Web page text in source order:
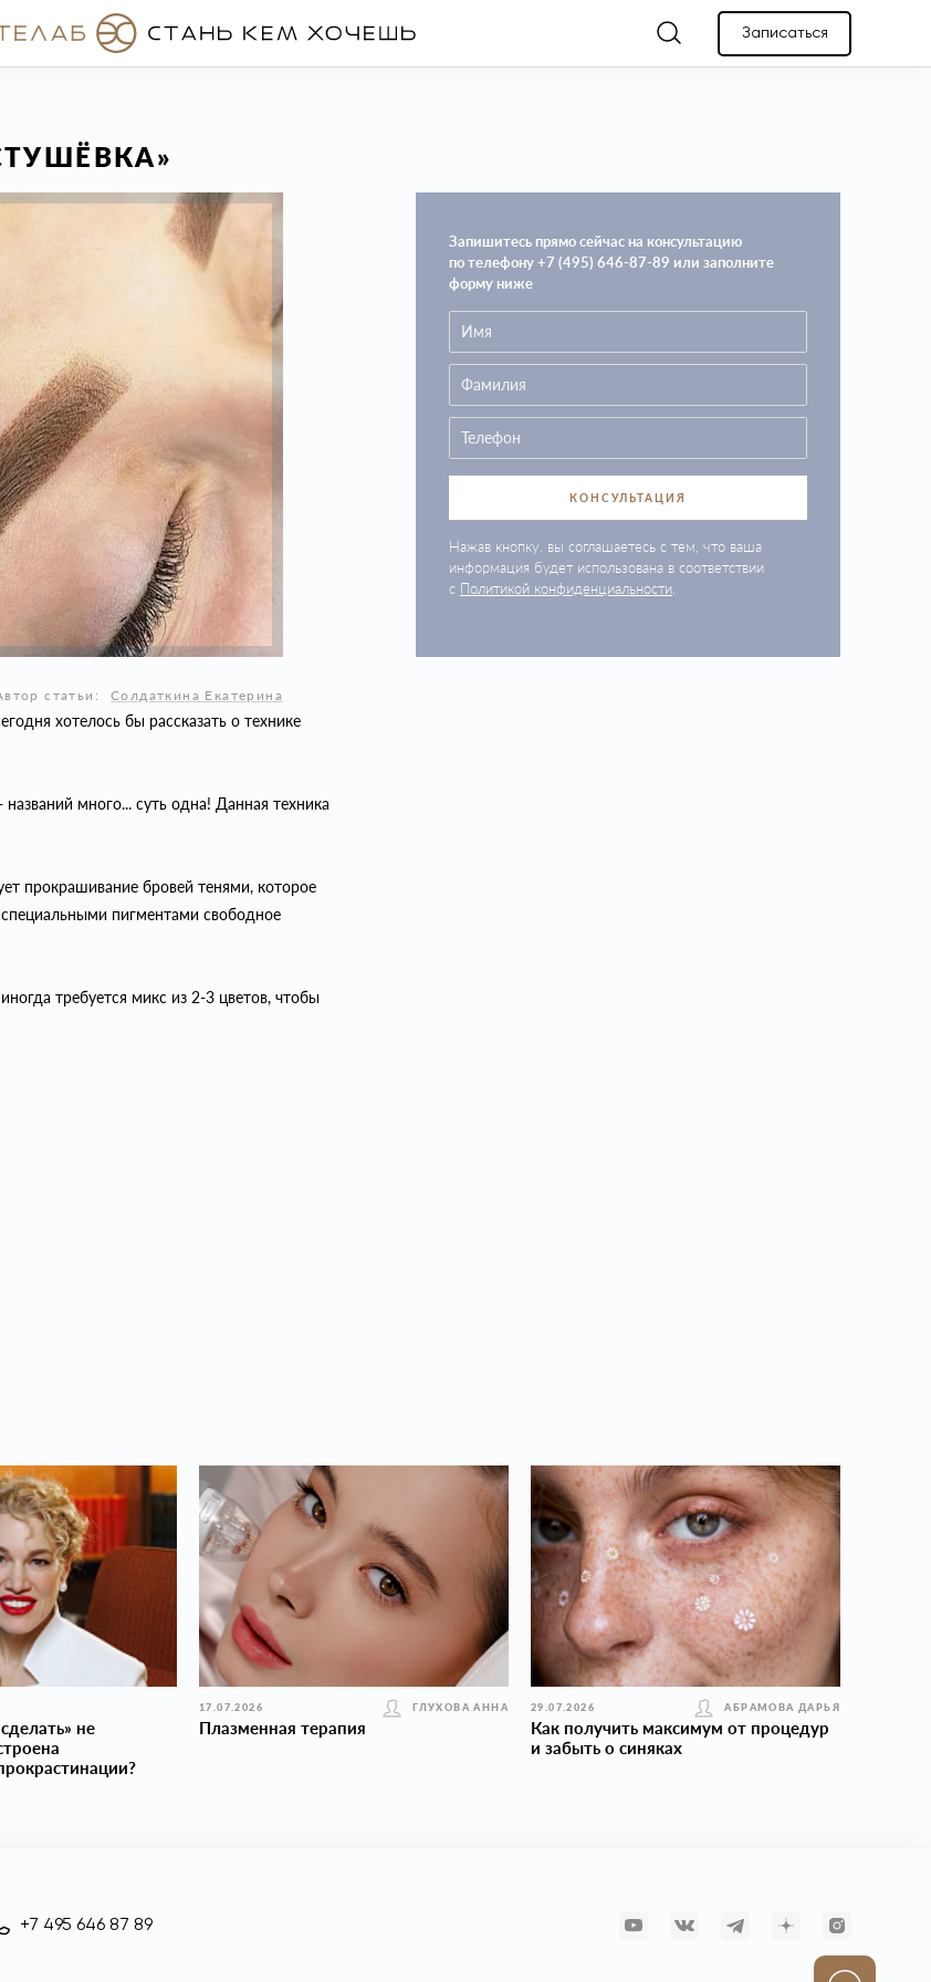
Записаться
статьи: Солдаткина Екатерина
Запишитесь прямо сейчас на консультацию
по телефону +7 (495) 646-87-89 или заполните
форму ниже
КОНСУЛЬТАЦИЯ
Нажав кнопку, вы соглашаетесь с тем, что ваша
информация будет использована в соответствии
с Политикой конфиденциальности
хотелось бы рассказать о технике
много... суть одна! Данная техника
прокрашивание бровей тенями, которое
пигментами свободное
требуется микс из 2-3 цветов, чтобы
не
17.07.2026 ГЛУХОВА АННА
Плазменная терапия
29.07.2026 АБРАМОВА ДАРЬЯ
Как получить максимум от процедур
и забыть о синяках
+7 495 646 87 89